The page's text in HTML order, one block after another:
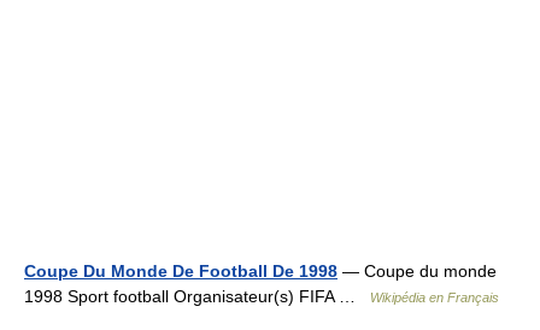
Coupe Du Monde De Football De 1998 — Coupe du monde
1998 Sport football Organisateur(s) FIFA …
Wikipédia en Français